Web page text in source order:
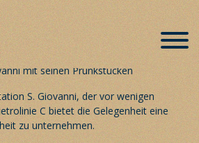
Giovanni – Museum im
2018
S. Giovanni, der vor wenigen
C bietet die Gelegenheit eine
zu unternehmen.